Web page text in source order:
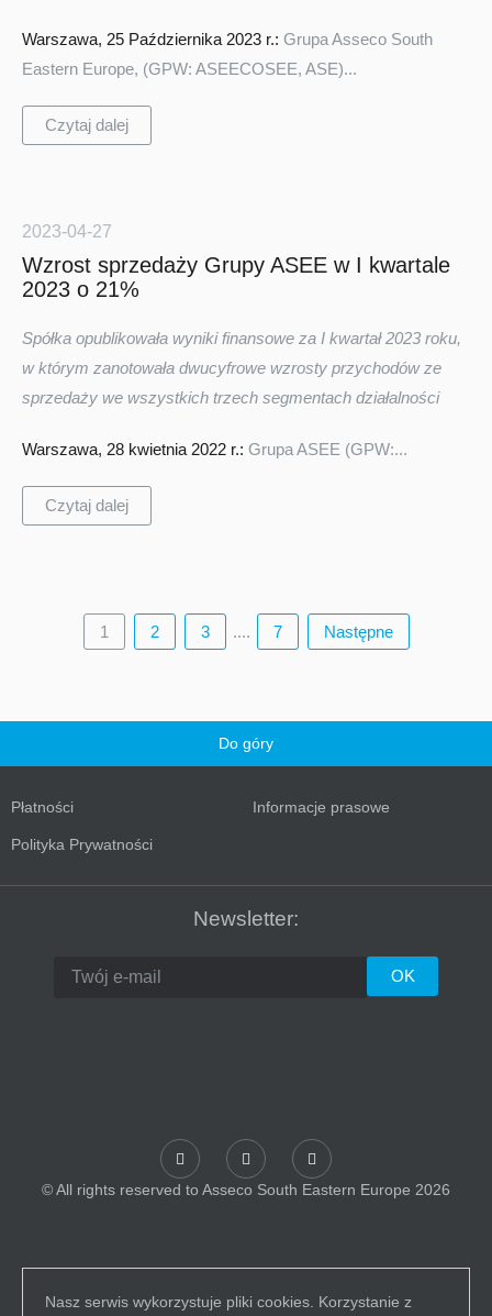
Warszawa, 25 Października 2023 r.: Grupa Asseco South
Eastern Europe, (GPW: ASEECOSEE, ASE)...
Czytaj dalej
2023-04-27
Wzrost sprzedaży Grupy ASEE w I kwartale
2023 o 21%
Spółka opublikowała wyniki finansowe za I kwartał 2023 roku,
w którym zanotowała dwucyfrowe wzrosty przychodów ze
sprzedaży we wszystkich trzech segmentach działalności
Warszawa, 28 kwietnia 2022 r.: Grupa ASEE (GPW:...
Czytaj dalej
1 2 3 .... 7 Następne
Do góry
Płatności Informacje prasowe
Polityka Prywatności
Newsletter:
© All rights reserved to Asseco South Eastern Europe 2026
Nasz serwis wykorzystuje pliki cookies. Korzystanie z